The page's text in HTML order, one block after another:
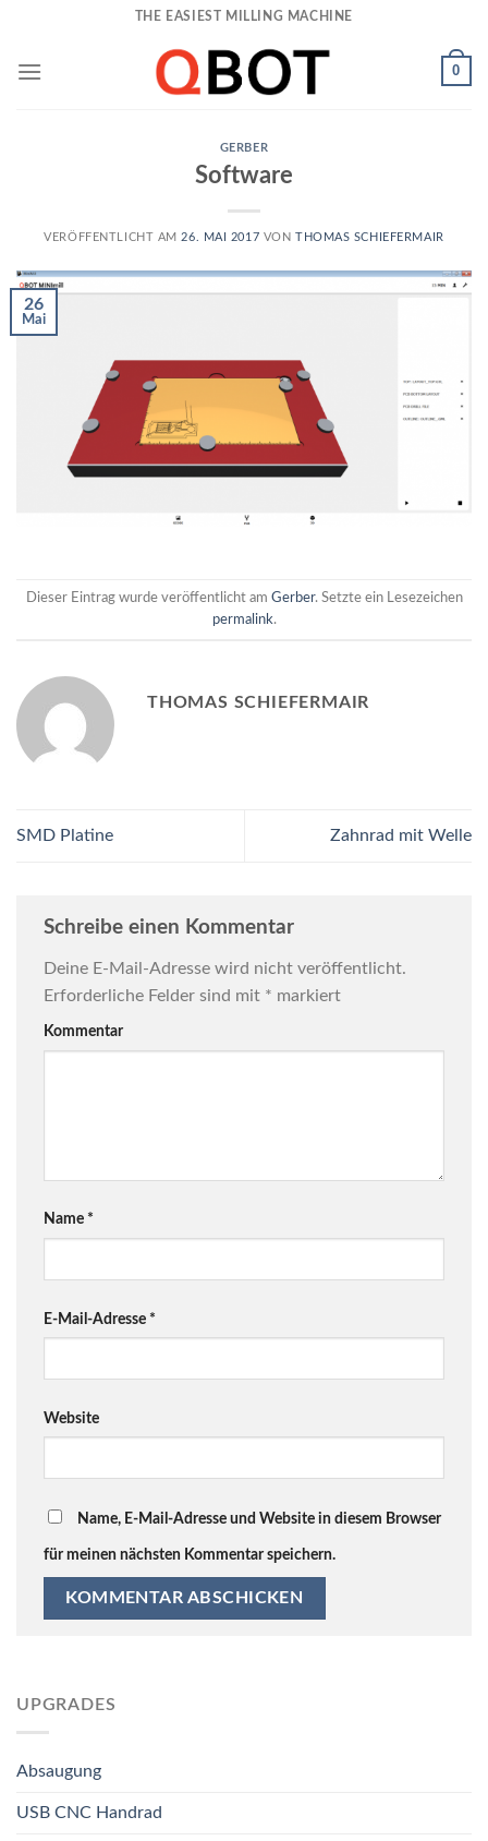
content
THE EASIEST MILLING MACHINE
0
GERBER
Software
VERÖFFENTLICHT AM 26. MAI 2017 VON THOMAS SCHIEFERMAIR
26
Mai
Dieser Eintrag wurde veröffentlicht am Gerber. Setzte ein Lesezeichen
permalink.
THOMAS SCHIEFERMAIR
SMD Platine Zahnrad mit Welle
Schreibe einen Kommentar
Deine E-Mail-Adresse wird nicht veröffentlicht.
Erforderliche Felder sind mit * markiert
Kommentar
Name *
E-Mail-Adresse *
Website
Name, E-Mail-Adresse und Website in diesem Browser
für meinen nächsten Kommentar speichern.
UPGRADES
Absaugung
USB CNC Handrad